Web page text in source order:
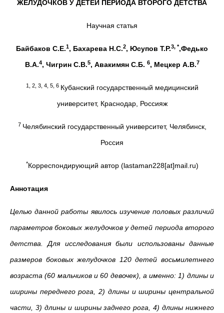
ЖЕЛУДОЧКОВ У ДЕТЕЙ ПЕРИОДА ВТОРОГО ДЕТСТВА
Научная статья
Байбаков С.Е.1, Бахарева Н.С.2, Юсупов Т.Р.3, *,Федько
В.А.4, Чигрин С.В.5, Авакимян С.Б. 6, Мецкер А.В.7
1, 2, 3, 4, 5, 6 Кубанский государственный медицинский
университет, Краснодар, Россияж
7 Челябинский государственный университет, Челябинск,
Россия
*Корреспондирующий автор (lastaman228[at]mail.ru)
Аннотация
Целью данной работы явилось изучение половых различий
параметров боковых желудочков у детей периода второго
детства. Для исследования были использованы данные
размеров боковых желудочков 120 детей восьмилетнего
возраста (60 мальчиков и 60 девочек), а именно: 1) длины и
ширины переднего рога, 2) длины и ширины центральной
части, 3) длины и ширины заднего рога, 4) длины нижнего